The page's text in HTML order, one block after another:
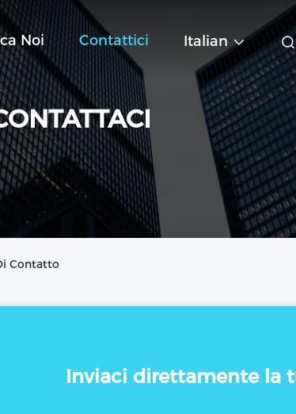
Noi Contattici Italian
Contatto
Inviaci direttamente la